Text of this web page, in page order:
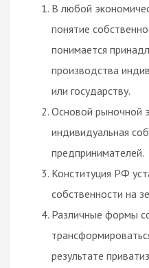
В любой
понятие
понимается
производства
или государству.
Основой рыночной
индивидуальная
предпринимателей.
Конституция РФ
собственности на
Различные формы
результате